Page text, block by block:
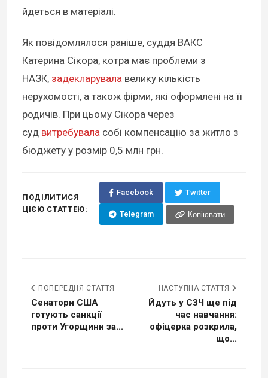
йдеться в матеріалі.
Як повідомлялося раніше, суддя ВАКС
Катерина Сікора, котра має проблеми з
НАЗК, задекларувала велику кількість
нерухомості, а також фірми, які оформлені на її
родичів. При цьому Сікора через
суд витребувала собі компенсацію за житло з
бюджету у розмір 0,5 млн грн.
ПОДІЛИТИСЯ
ЦІЄЮ СТАТТЕЮ:
Facebook Twitter
Telegram Копіювати
ПОПЕРЕДНЯ СТАТТЯ
Сенатори США
готують санкції
проти Угорщини за...
НАСТУПНА СТАТТЯ
Йдуть у СЗЧ ще під
час навчання:
офіцерка розкрила,
що...